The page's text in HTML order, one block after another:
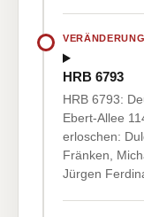
HRB 6793
HRB 6793:
Ebert-Allee
erloschen:
Fränken,
Jürgen